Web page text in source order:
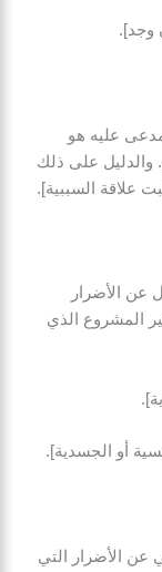
وجد].
عليه هو
على ذلك
علاقة السببية].
عن الأضرار
المشروع الذي
أو الجسدية].
عن الأضرار التي